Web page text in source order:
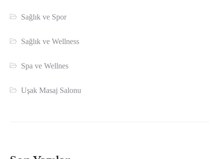
Sağlık ve Spor
Sağlık ve Wellness
Spa ve Wellnes
Uşak Masaj Salonu